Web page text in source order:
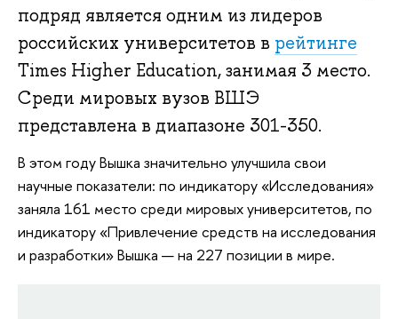
подряд является одним из лидеров
российских университетов в рейтинге
Times Higher Education, занимая 3 место.
Среди мировых вузов ВШЭ
представлена в диапазоне 301-350.
В этом году Вышка значительно улучшила свои
научные показатели: по индикатору «Исследования»
заняла 161 место среди мировых университетов, по
индикатору «Привлечение средств на исследования
и разработки» Вышка — на 227 позиции в мире.